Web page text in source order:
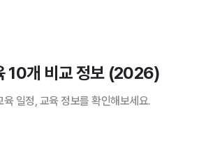
10개 비교 정보 (2026)
일정, 교육 정보를 확인해보세요.